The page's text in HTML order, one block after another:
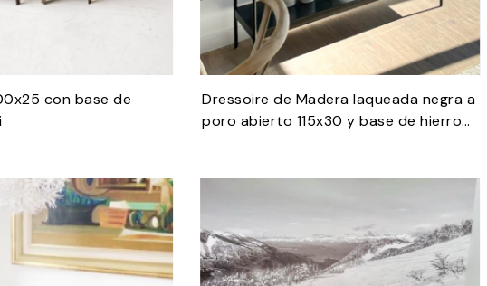
con base de
Dressoire de Madera laqueada negra a
poro abierto 115x30 y base de hierro